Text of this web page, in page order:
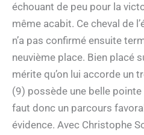
échouant de peu pour la
même acabit. Ce cheval de
n’a pas confirmé ensuite
neuvième place. Bien placé
mérite qu’on lui accorde un
(9) possède une belle
faut donc un parcours
évidence. Avec Christophe